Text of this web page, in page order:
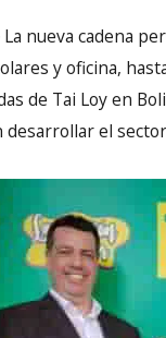
La nueva cadena
y oficina,
de Tai Loy en
desarrollar el